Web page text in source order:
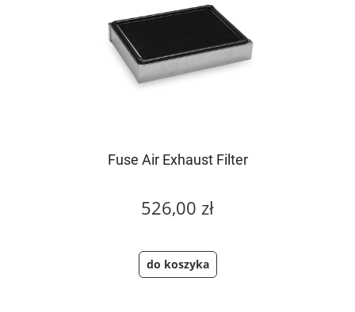
Fuse Air Exhaust Filter
526,00 zł
do koszyka